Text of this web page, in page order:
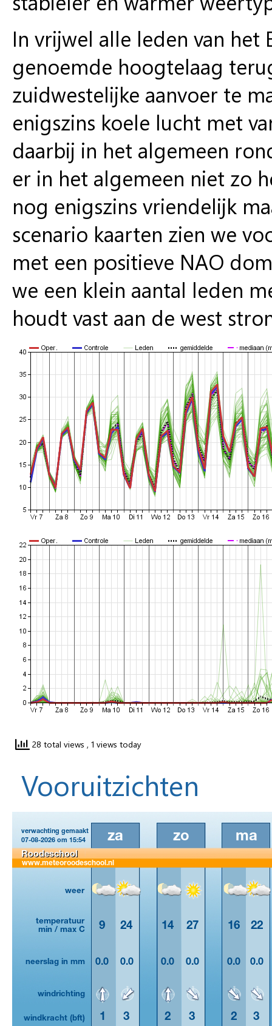
In vrijwel alle leden van het
genoemde hoogtelaag
zuidwestelijke aanvoer te
enigszins koele lucht met
daarbij in het algemeen
er in het algemeen niet zo
nog enigszins vriendelijk
scenario kaarten zien we
met een positieve NAO
we een klein aantal leden
houdt vast aan de west
28 total views , 1 views today
Vooruitzichten